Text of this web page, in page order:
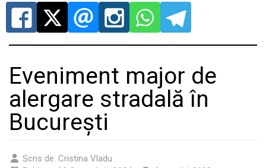
Eveniment major de
alergare stradală în
București
Scris de: Cristina Vladu